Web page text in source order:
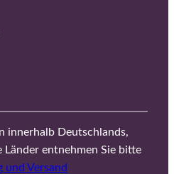
innerhalb Deutschlands,
Länder entnehmen Sie bitte
und Versand